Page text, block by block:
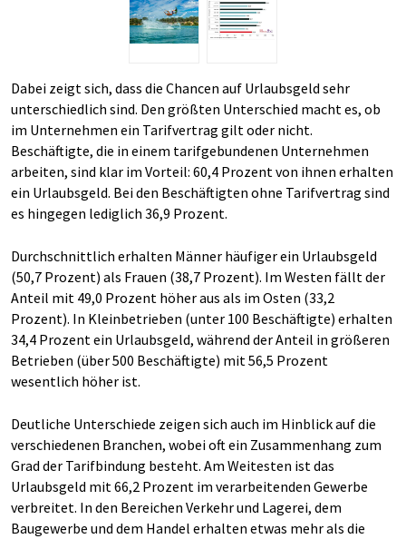
Dabei zeigt sich, dass die Chancen auf Urlaubsgeld sehr
unterschiedlich sind. Den größten Unterschied macht es, ob
im Unternehmen ein Tarifvertrag gilt oder nicht.
Beschäftigte, die in einem tarifgebundenen Unternehmen
arbeiten, sind klar im Vorteil: 60,4 Prozent von ihnen erhalten
ein Urlaubsgeld. Bei den Beschäftigten ohne Tarifvertrag sind
es hingegen lediglich 36,9 Prozent.
Durchschnittlich erhalten Männer häufiger ein Urlaubsgeld
(50,7 Prozent) als Frauen (38,7 Prozent). Im Westen fällt der
Anteil mit 49,0 Prozent höher aus als im Osten (33,2
Prozent). In Kleinbetrieben (unter 100 Beschäftigte) erhalten
34,4 Prozent ein Urlaubsgeld, während der Anteil in größeren
Betrieben (über 500 Beschäftigte) mit 56,5 Prozent
wesentlich höher ist.
Deutliche Unterschiede zeigen sich auch im Hinblick auf die
verschiedenen Branchen, wobei oft ein Zusammenhang zum
Grad der Tarifbindung besteht. Am Weitesten ist das
Urlaubsgeld mit 66,2 Prozent im verarbeitenden Gewerbe
verbreitet. In den Bereichen Verkehr und Lagerei, dem
Baugewerbe und dem Handel erhalten etwas mehr als die